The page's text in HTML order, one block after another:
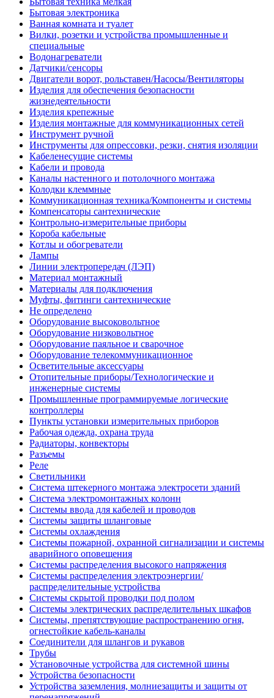
Бытовая электроника
Ванная комната и туалет
Вилки, розетки и устройства промышленные и
специальные
Водонагреватели
Датчики/сенсоры
Двигатели ворот, рольставен/Насосы/Вентиляторы
Изделия для обеспечения безопасности
жизнедеятельности
Изделия крепежные
Изделия монтажные для коммуникационных сетей
Инструмент ручной
Инструменты для опрессовки, резки, снятия изоляции
Кабеленесущие системы
Кабели и провода
Каналы настенного и потолочного монтажа
Колодки клеммные
Коммуникационная техника/Компоненты и системы
Компенсаторы сантехнические
Контрольно-измерительные приборы
Короба кабельные
Котлы и обогреватели
Лампы
Линии электропередач (ЛЭП)
Материал монтажный
Материалы для подключения
Муфты, фитинги сантехнические
Не определено
Оборудование высоковольтное
Оборудование низковольтное
Оборудование паяльное и сварочное
Оборудование телекоммуникационное
Осветительные аксессуары
Отопительные приборы/Технологические и
инженерные системы
Промышленные программируемые логические
контроллеры
Пункты установки измерительных приборов
Рабочая одежда, охрана труда
Радиаторы, конвекторы
Разъемы
Реле
Светильники
Система штекерного монтажа электросети зданий
Система электромонтажных колонн
Системы ввода для кабелей и проводов
Системы защиты шланговые
Системы охлаждения
Системы пожарной, охранной сигнализации и системы
аварийного оповещения
Системы распределения высокого напряжения
Системы распределения электроэнергии/
распределительные устройства
Системы скрытой проводки под полом
Системы электрических распределительных шкафов
Системы, препятствующие распространению огня,
огнестойкие кабель-каналы
Соединители для шлангов и рукавов
Трубы
Установочные устройства для системной шины
Устройства безопасности
Устройства заземления, молниезащиты и защиты от